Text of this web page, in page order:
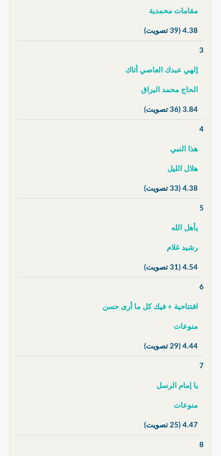
مقامات محمدية
4.38 (39 تصويت)
3
إلهي عبدك العاصي أتاك
الحاج محمد البراق
3.84 (36 تصويت)
4
هذا النبي
هلال الليل
4.38 (33 تصويت)
5
يأهل الله
رشيد غلام
4.54 (31 تصويت)
6
افتتاحية + فيك كل ما أرى حسن
منوعات
4.44 (29 تصويت)
7
يا إمام الرسل
منوعات
4.47 (25 تصويت)
8